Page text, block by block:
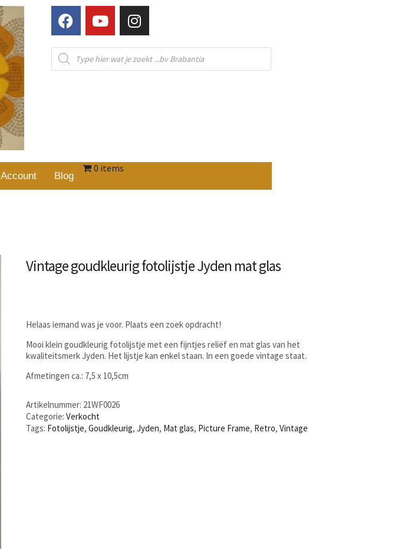
Account Blog
0 items
Vintage goudkleurig fotolijstje Jyden mat glas
Helaas iemand was je voor. Plaats een zoek opdracht!
Mooi klein goudkleurig fotolijstje met een fijntjes reliëf en mat glas van het
kwaliteitsmerk Jyden. Het lijstje kan enkel staan. In een goede vintage staat.
Afmetingen ca.: 7,5 x 10,5cm
Artikelnummer: 21WF0026
Categorie:Verkocht
Tags: Fotolijstje,Goudkleurig,Jyden, Mat glas, Picture Frame, Retro,Vintage